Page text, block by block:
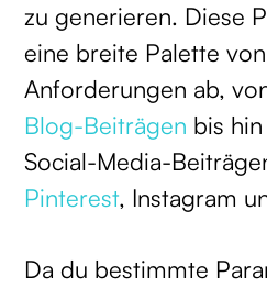
zu generieren. Diese
eine breite Palette
Anforderungen ab,
Blog-Beiträgen bis
Social-Media-
Pinterest, Instagram
Da du bestimmte